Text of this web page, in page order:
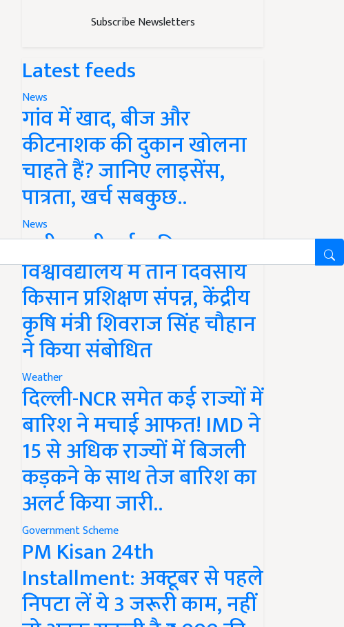
Subscribe Newsletters
Latest feeds
News
गांव में खाद, बीज और
कीटनाशक की दुकान खोलना
चाहते हैं? जानिए लाइसेंस,
पात्रता, खर्च सबकुछ..
News
रानी लक्ष्मीबाई कृषि
विश्वविद्यालय में तीन दिवसीय
किसान प्रशिक्षण संपन्न, केंद्रीय
कृषि मंत्री शिवराज सिंह चौहान
ने किया संबोधित
Weather
दिल्ली-NCR समेत कई राज्यों में
बारिश ने मचाई आफत! IMD ने
15 से अधिक राज्यों में बिजली
कड़कने के साथ तेज बारिश का
अलर्ट किया जारी..
Government Scheme
PM Kisan 24th
Installment: अक्टूबर से पहले
निपटा लें ये 3 जरूरी काम, नहीं